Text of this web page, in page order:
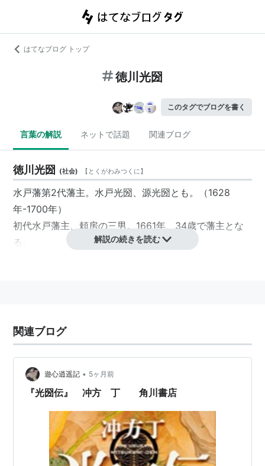
はてなブログ トップ
徳川光圀
このタグでブログを書く
言葉の解説 ネットで話題 関連ブログ
徳川光圀 (社会) 【 とくがわみつくに】
水戸藩第2代藩主。水戸光圀、源光圀とも。（1628
年-1700年）
初代水戸藩主、頼房の三男。1661年、34歳で藩主とな
る。
ている。実際には全国漫遊したわけではない(リンク先
参照)が、助さんと格さんは実在している*1。
常陸太田市の水道は、江戸時代、水戸黄門が建設
した山寺水道が始まりです。延宝5年（1677年）
稲木町に母の菩提を弔う久昌寺（明治時代に新宿
町に移転）と、檀林（仏教の学問所）を建てまし
た。この一体は地盤が岩盤で井戸をほっても水が
でませんでした。また、寺域に隣接する集落でも
解説の続きを読む
関連ブログ
遊心逍遥記 • 5ヶ月前
『光圀伝』 冲方 丁 角川書店